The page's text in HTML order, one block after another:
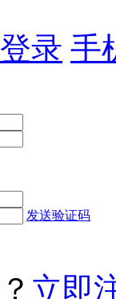
录 手
发送验证码
立即